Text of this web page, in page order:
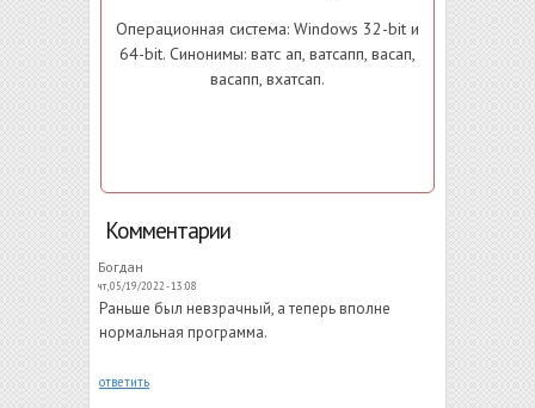
Операционная система: Windows 32-bit и
64-bit. Синонимы: ватс ап, ватсапп, васап,
васапп, вхатсап.
Комментарии
Богдан
чт, 05/19/2022 - 13:08
Раньше был невзрачный, а теперь вполне
нормальная программа.
ответить